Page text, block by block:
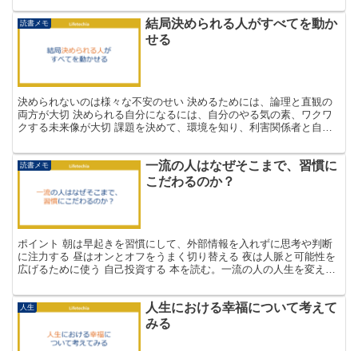
読書メモ
結局決められる人がすべてを動か
せる
決められないのは様々な不安のせい 決めるためには、論理と直観の
両方が大切 決められる自分になるには、自分のやる気の素、ワクワ
クする未来像が大切 課題を決めて、環境を知り、利害関係者と自分
読書メモ
一流の人はなぜそこまで、習慣に
こだわるのか？
ポイント 朝は早起きを習慣にして、外部情報を入れずに思考や判断
に注力する 昼はオンとオフをうまく切り替える 夜は人脈と可能性を
広げるために使う 自己投資する 本を読む。一流の人の人生を変えた
人生
人生における幸福について考えて
みる